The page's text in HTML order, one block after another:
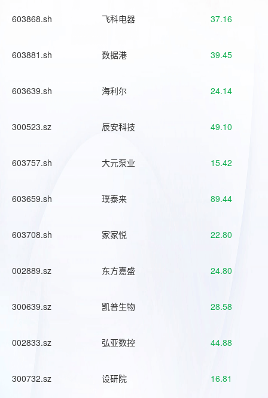
603868.sh 飞科电器 37.16
603881.sh 数据港 39.45
603639.sh 海利尔 24.14
300523.sz 辰安科技 49.10
603757.sh 大元泵业 15.42
603659.sh 璞泰来 89.44
603708.sh 家家悦 22.80
002889.sz 东方嘉盛 24.80
300639.sz 凯普生物 28.58
002833.sz 弘亚数控 44.88
300732.sz 设研院 16.81